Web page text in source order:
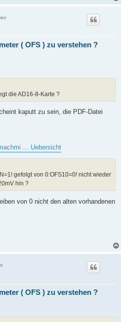
( OFS ) zu verstehen ?
die AD16-8-Karte ?
kaputt zu sein, die PDF-Datei
... Uebersicht
gefolgt von 0:OFS10=0! nicht wieder
hin ?
von 0 nicht den alten vorhandenen
( OFS ) zu verstehen ?